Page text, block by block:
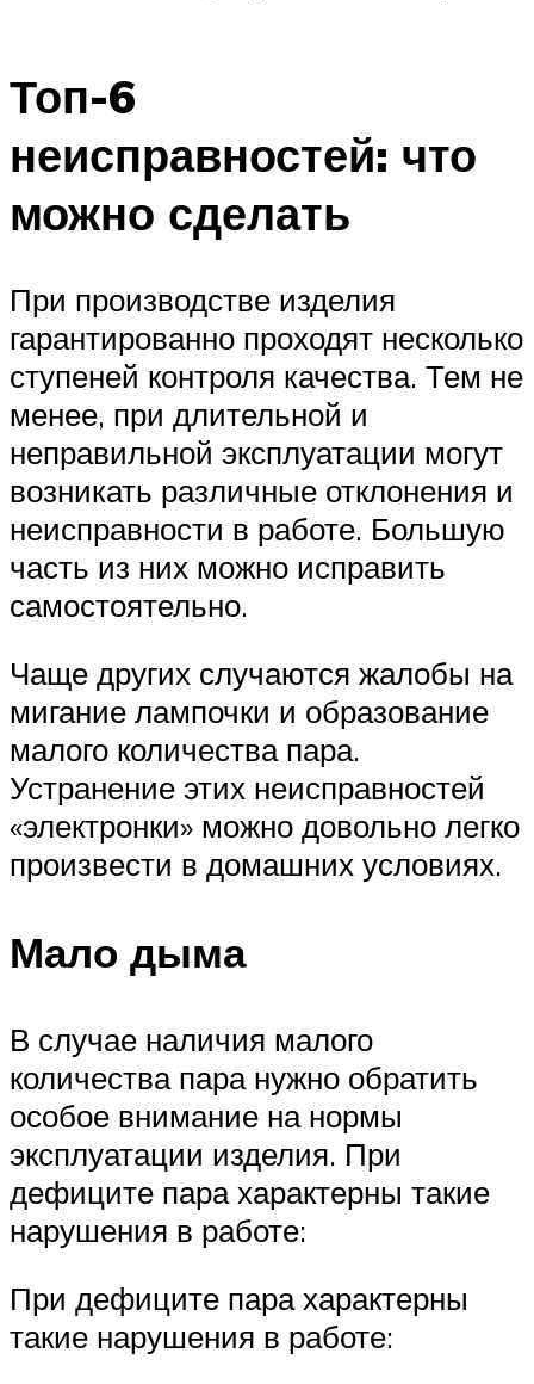
Топ-6
неисправностей: что
можно сделать
При производстве изделия
гарантированно проходят несколько
ступеней контроля качества. Тем не
менее, при длительной и
неправильной эксплуатации могут
возникать различные отклонения и
неисправности в работе. Большую
часть из них можно исправить
самостоятельно.
Чаще других случаются жалобы на
мигание лампочки и образование
малого количества пара.
Устранение этих неисправностей
«электронки» можно довольно легко
произвести в домашних условиях.
Мало дыма
В случае наличия малого
количества пара нужно обратить
особое внимание на нормы
эксплуатации изделия. При
дефиците пара характерны такие
нарушения в работе:
При дефиците пара характерны
такие нарушения в работе: